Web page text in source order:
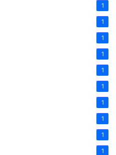
1
1
1
1
1
1
1
1
1
1